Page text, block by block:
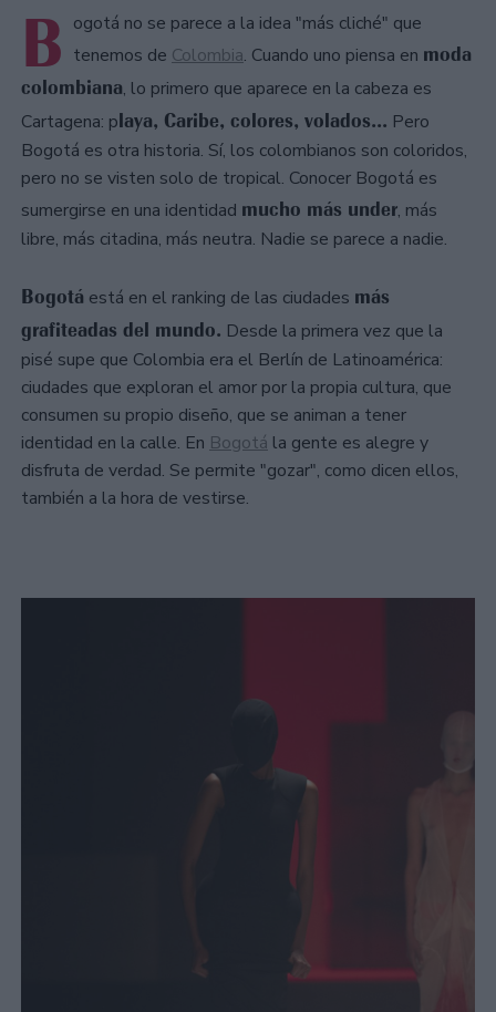
B ogotá no se parece a la idea "más cliché" que
tenemos de Colombia. Cuando uno piensa en moda
colombiana, lo primero que aparece en la cabeza es
Cartagena: playa, Caribe, colores, volados... Pero
Bogotá es otra historia. Sí, los colombianos son coloridos,
pero no se visten solo de tropical. Conocer Bogotá es
sumergirse en una identidad mucho más under, más
libre, más citadina, más neutra. Nadie se parece a nadie.
Bogotá está en el ranking de las ciudades más
grafiteadas del mundo. Desde la primera vez que la
pisé supe que Colombia era el Berlín de Latinoamérica:
ciudades que exploran el amor por la propia cultura, que
consumen su propio diseño, que se animan a tener
identidad en la calle. En Bogotá la gente es alegre y
disfruta de verdad. Se permite "gozar", como dicen ellos,
también a la hora de vestirse.